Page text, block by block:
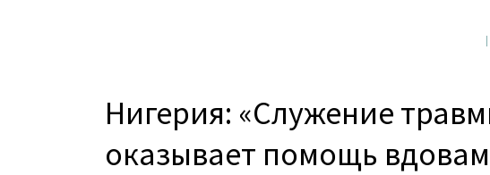
Нигерия: «Служение
оказывает помощь вдовам